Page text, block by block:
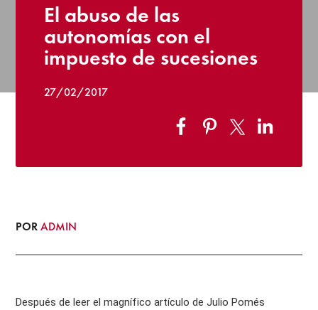
El abuso de las
autonomías con el
impuesto de sucesiones
27/02/2017
PORADMIN
Después de leer el magnífico artículo de Julio Pomés